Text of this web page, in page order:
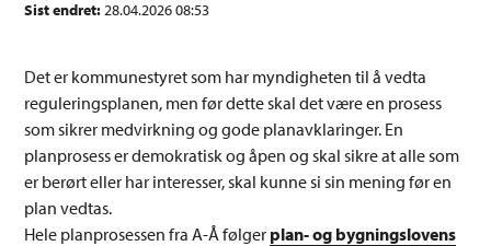
Sist endret 28.04.2026 08:53
Det er kommunestyret som har myndigheten til å vedta
reguleringsplanen, men før dette skal det være en prosess
som sikrer medvirkning og gode planavklaringer. En
planprosess er demokratisk og åpen og skal sikre at alle som
er berørt eller har interesser, skal kunne si sin mening før en
plan vedtas.
Hele planprosessen fra A-Å følger plan- og bygningslovens